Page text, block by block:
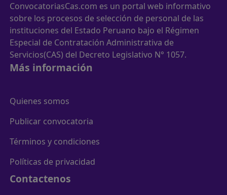
ConvocatoriasCas.com es un portal web informativo
sobre los procesos de selección de personal de las
instituciones del Estado Peruano bajo el Régimen
Especial de Contratación Administrativa de
Servicios(CAS) del Decreto Legislativo N° 1057.
Más información
Quienes somos
Publicar convocatoria
Términos y condiciones
Políticas de privacidad
Contactenos